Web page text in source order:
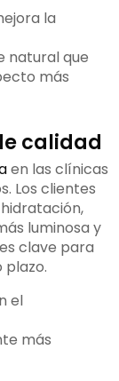
la
natural que
más
calidad
en las clínicas
Los clientes
luminosa y
clave para
el
más